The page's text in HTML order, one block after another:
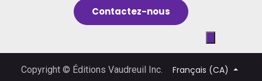
Contactez-nous
Copyright © Éditions Vaudreuil Inc. Français (CA)